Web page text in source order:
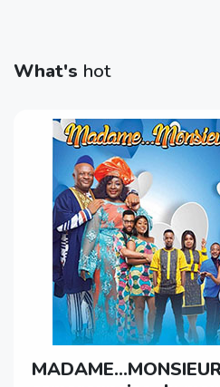
What's hot